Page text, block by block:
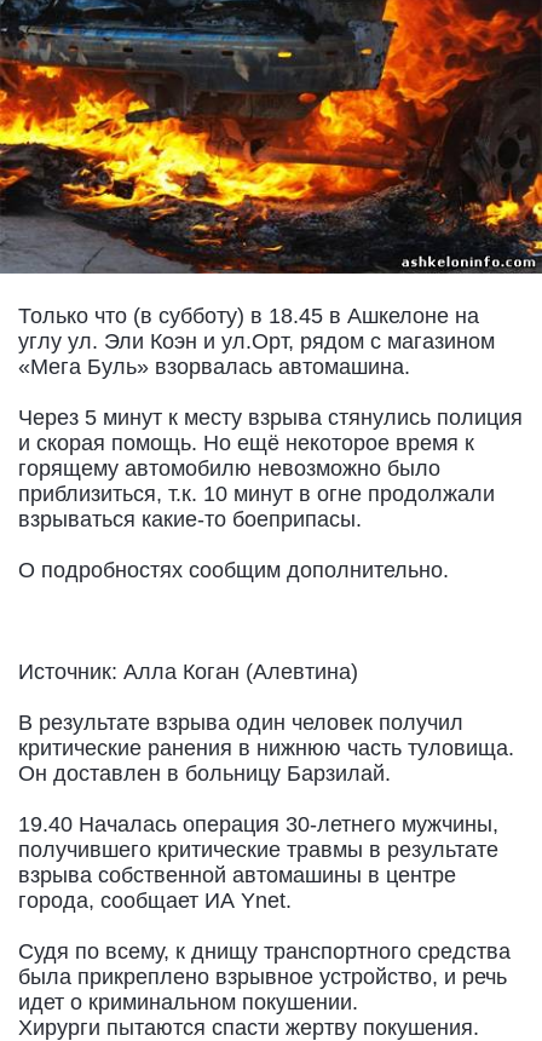
Только что (в субботу) в 18.45 в Ашкелоне на
углу ул. Эли Коэн и ул.Орт, рядом с магазином
«Мега Буль» взорвалась автомашина.
Через 5 минут к месту взрыва стянулись полиция
и скорая помощь. Но ещё некоторое время к
горящему автомобилю невозможно было
приблизиться, т.к. 10 минут в огне продолжали
взрываться какие-то боеприпасы.
О подробностях сообщим дополнительно.
Источник: Алла Коган (Алевтина)
В результате взрыва один человек получил
критические ранения в нижнюю часть туловища.
Он доставлен в больницу Барзилай.
19.40 Началась операция 30-летнего мужчины,
получившего критические травмы в результате
взрыва собственной автомашины в центре
города, сообщает ИА Ynet.
Судя по всему, к днищу транспортного средства
была прикреплено взрывное устройство, и речь
идет о криминальном покушении.
Хирурги пытаются спасти жертву покушения.